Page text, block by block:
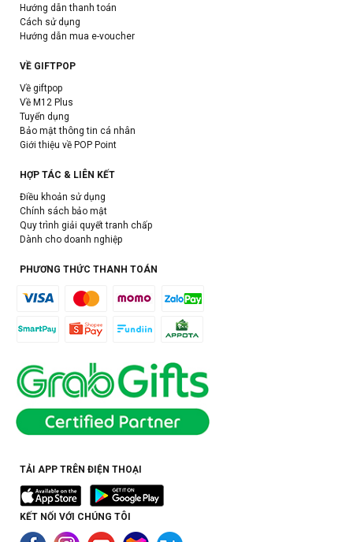
Hướng dẫn thanh toán
Cách sử dụng
Hướng dẫn mua e-voucher
VỀ GIFTPOP
Về giftpop
Về M12 Plus
Tuyển dụng
Bảo mật thông tin cá nhân
Giới thiệu về POP Point
HỢP TÁC & LIÊN KẾT
Điều khoản sử dụng
Chính sách bảo mật
Quy trình giải quyết tranh chấp
Dành cho doanh nghiệp
PHƯƠNG THỨC THANH TOÁN
TẢI APP TRÊN ĐIỆN THOẠI
KẾT NỐI VỚI CHÚNG TÔI